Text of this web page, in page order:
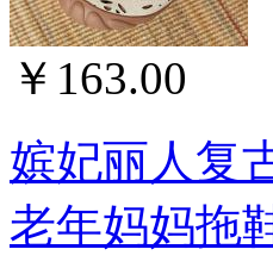
￥163.00
嫔妃丽人复
老年妈妈拖